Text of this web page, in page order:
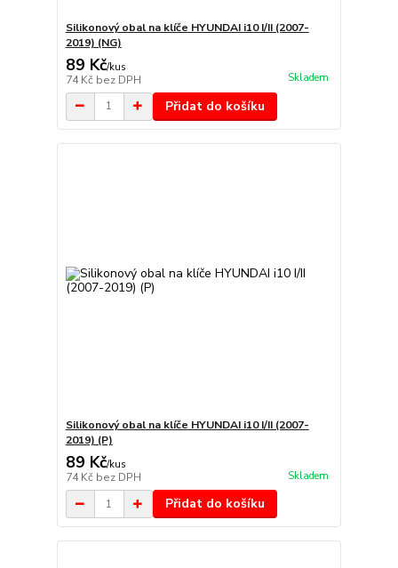
Silikonový obal na klíče HYUNDAI i10 I/II (2007-
2019) (NG)
89 Kč/kus
74 Kč bez DPH Skladem
Přidat do košíku
Silikonový obal na klíče HYUNDAI i10 I/II (2007-
2019) (P)
89 Kč/kus
74 Kč bez DPH Skladem
Přidat do košíku